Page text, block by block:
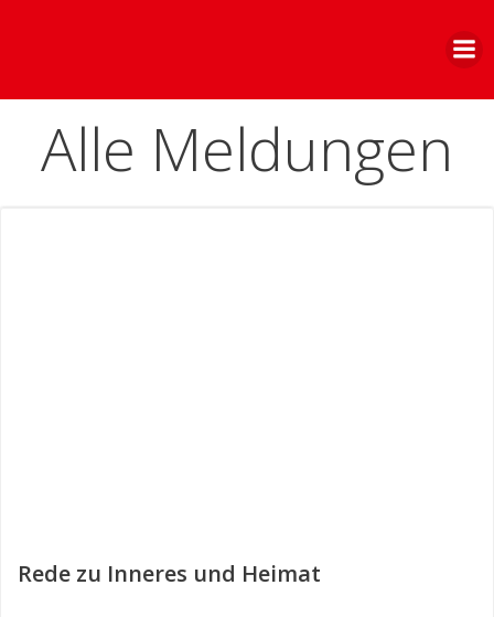
Alle Meldungen
Rede zu Inneres und Heimat